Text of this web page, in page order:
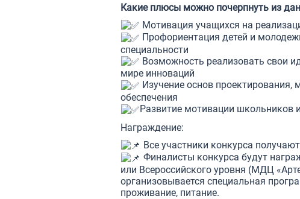
Какие плюсы можно почерпнуть из
Мотивация учащихся на
Профориентация детей и
специальности
Возможность реализовать свои
мире инноваций
Изучение основ
обеспечения
Развитие мотивации школьников
Награждение:
Все участники конкурса
Финалисты конкурса будут
или Всероссийского уровня (МДЦ
организовывается специальная
проживание, питание.